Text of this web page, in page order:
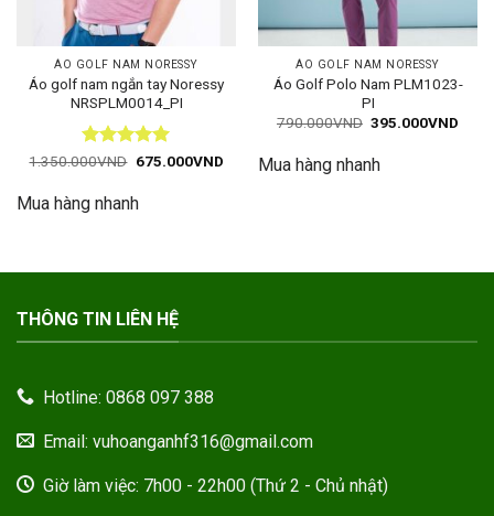
ÁO GOLF NAM NORESSY
Áo golf nam ngắn tay Noressy
NRSPLM0014_PI
Được xếp
sao
1.350.000VND Giá
1.350.000VND.
675.000VNDGiá
Mua hàng nhanh
ÁO GOLF NAM NORESSY
Áo Golf Polo Nam PLM1023-
PI
790.000VND Giá
790.000VND.
395.000VND
Mua hàng nhanh
THÔNG TIN LIÊN HỆ
Hotline: 0868 097 388
Email: vuhoanganhf316@gmail.com
Giờ làm việc: 7h00 - 22h00 (Thứ 2 - Chủ nhật)